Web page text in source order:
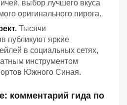
выбор лучшего вкуса
оригинального пирога.
Тысячи
публикуют яркие
в социальных сетях,
инструментом
Южного Синая.
комментарий гида по